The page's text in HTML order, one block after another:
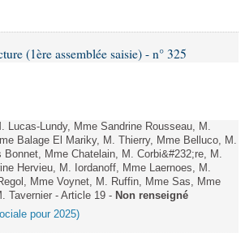
(1ère assemblée saisie) - n° 325
Lundy, Mme Sandrine Rousseau, M.
Balage El Mariky, M. Thierry, Mme Belluco, M.
Mme Chatelain, M. Corbi&#232;re, M.
Hervieu, M. Iordanoff, Mme Laernoes, M.
Mme Voynet, M. Ruffin, Mme Sas, Mme
Tavernier - Article 19 - Non renseigné
pour 2025)